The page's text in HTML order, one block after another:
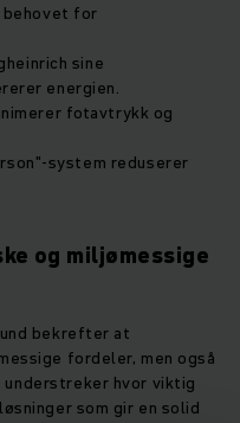
behovet for
sine
energien.
fotavtrykk og
system reduserer
og miljømessige
bekrefter at
fordeler, men også
hvor viktig
som gir en solid